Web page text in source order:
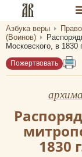
Главная
Библиотеки
Календарь
Азбука веры
(Воинов)
Московского, в 1830
Пожертвовать
1830